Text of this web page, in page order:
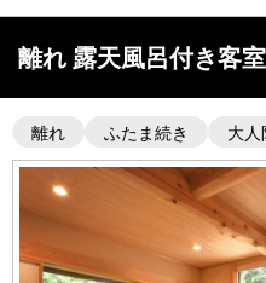
離れ 露天風呂付き客
離れ ふたま続き 大人